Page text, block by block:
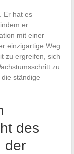
Er hat es
er
mit einer
einzigartige Weg
zu ergreifen, sich
zu
ständige
des
der